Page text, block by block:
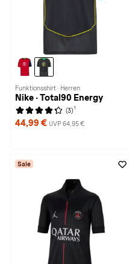
Funktionsshirt · Herren
Nike · Total90 Energy
(3) 1
44,99 € UVP 64,95 €
Sale